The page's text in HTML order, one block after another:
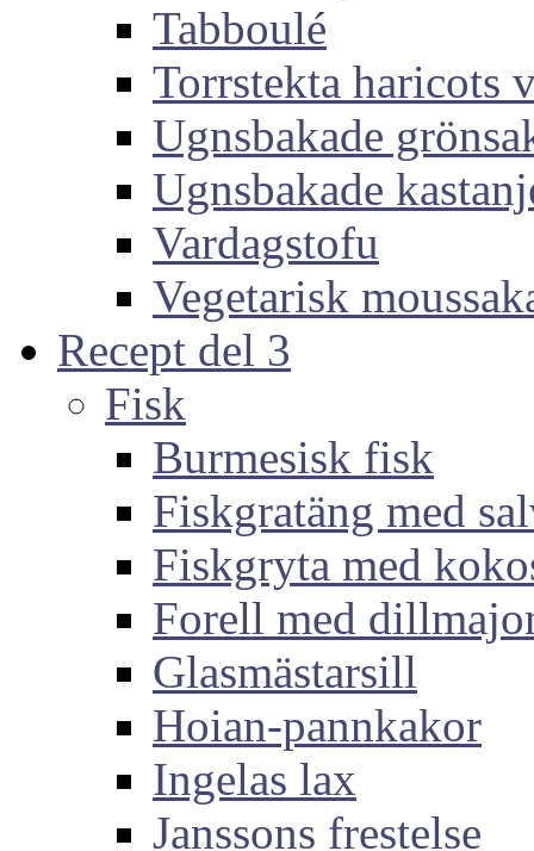
Tabboulé
Torrstekta haricots
Ugnsbakade
Ugnsbakade
Vardagstofu
Vegetarisk
Recept del 3
Fisk
Burmesisk fisk
Fiskgratäng med
Fiskgryta med
Forell med
Glasmästarsill
Hoian-pannkakor
Ingelas lax
Janssons frestelse